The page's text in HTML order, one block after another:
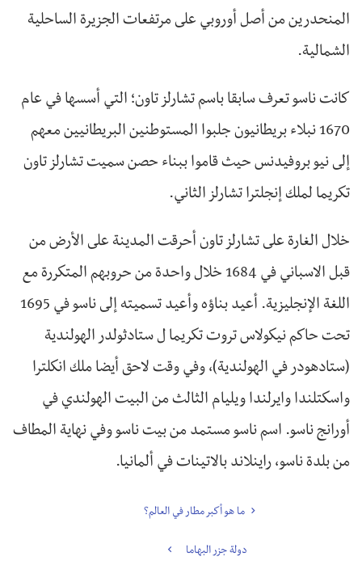
المنحدرين من أصل أوروبي على مرتفعات الجزيرة الساحلية
الشمالية.
كانت ناسو تعرف سابقا باسم تشارلز تاون؛ التي أسسها في عام
1670 نبلاء بريطانيون جلبوا المستوطنين البريطانيين معهم
إلى نيو بروفيدنس حيث قاموا ببناء حصن سميت تشارلز تاون
تكريما لملك إنجلترا تشارلز الثاني.
خلال الغارة على تشارلز تاون أحرقت المدينة على الأرض من
قبل الاسباني في 1684 خلال واحدة من حروبهم المتكررة مع
اللغة الإنجليزية. أعيد بناؤه وأعيد تسميته إلى ناسو في 1695
تحت حاكم نيكولاس تروت تكريما ل ستادثولدر الهولندية
(ستادهودر في الهولندية)، وفي وقت لاحق أيضا ملك انكلترا
واسكتلندا وايرلندا ويليام الثالث من البيت الهولندي في
أورانج ناسو. اسم ناسو مستمد من بيت ناسو وفي نهاية المطاف
من بلدة ناسو، راينلاند بالاتينات في ألمانيا.
ما هو أكبر مطار في العالم؟
دولة جزر البهاما